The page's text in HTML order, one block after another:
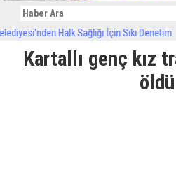
Halk Sağlığı İçin Sıkı Denetim
Kartallı genç kız
öldü